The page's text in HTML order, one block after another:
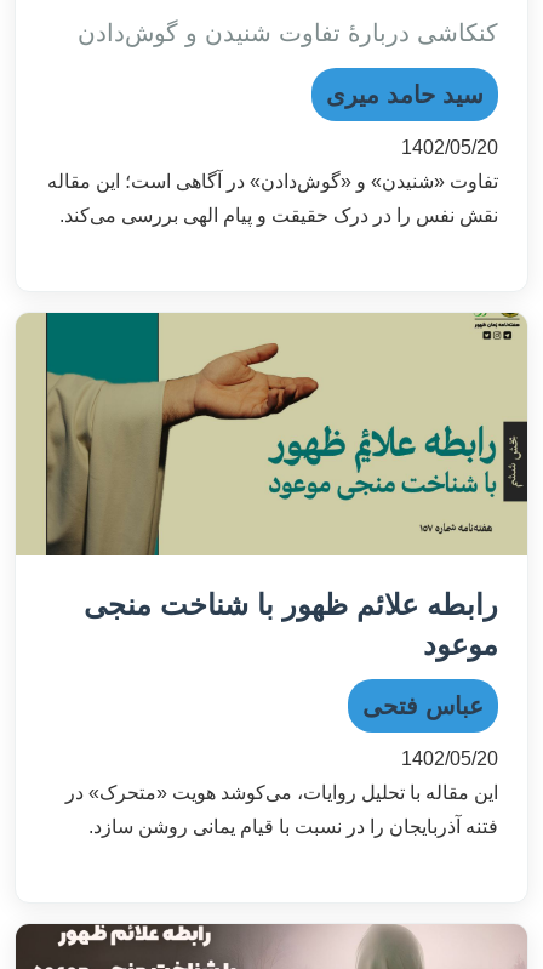
کنکاشی دربارۀ تفاوت شنیدن و گوش‌دادن
سید حامد میری
1402/05/20
تفاوت «شنیدن» و «گوش‌دادن» در آگاهی است؛ این مقاله
نقش نفس را در درک حقیقت و پیام الهی بررسی می‌کند.
رابطه علائم ظهور با شناخت منجی
موعود
عباس فتحی
1402/05/20
این مقاله با تحلیل روایات، می‌کوشد هویت «متحرک» در
فتنه آذربایجان را در نسبت با قیام یمانی روشن سازد.